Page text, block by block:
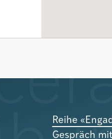
Reihe
Gespräch